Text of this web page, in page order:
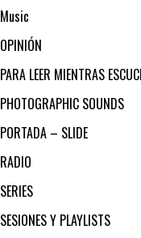
Music
OPINIÓN
PARA LEER MIENTRAS
PHOTOGRAPHIC SOUNDS
PORTADA – SLIDE
RADIO
SERIES
SESIONES Y PLAYLISTS